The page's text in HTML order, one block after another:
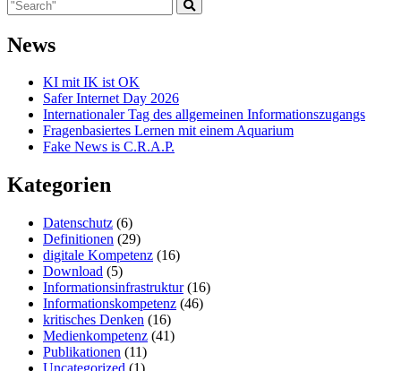
News
KI mit IK ist OK
Safer Internet Day 2026
Internationaler Tag des allgemeinen Informationszugangs
Fragenbasiertes Lernen mit einem Aquarium
Fake News is C.R.A.P.
Kategorien
Datenschutz (6)
Definitionen (29)
digitale Kompetenz (16)
Download (5)
Informationsinfrastruktur(16)
Informationskompetenz (46)
kritisches Denken (16)
Medienkompetenz (41)
Publikationen (11)